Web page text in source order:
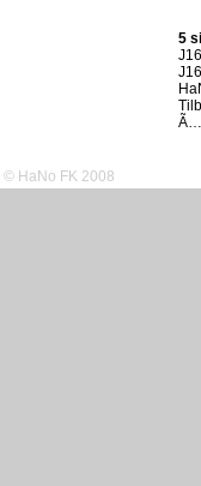
5
© HaNo FK 2008